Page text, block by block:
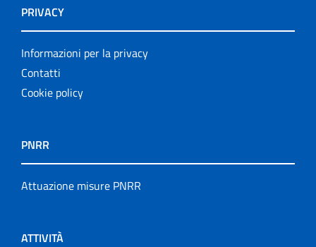
PRIVACY
Informazioni per la privacy
Contatti
Cookie policy
PNRR
Attuazione misure PNRR
ATTIVITÀ